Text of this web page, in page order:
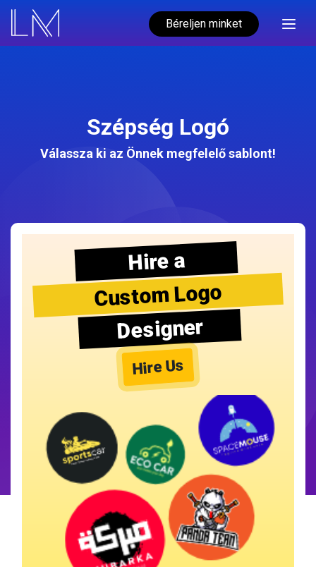
Béreljen minket
Szépség Logó
Válassza ki az Önnek megfelelő sablont!
Hire a
Custom Logo
Designer
Hire Us